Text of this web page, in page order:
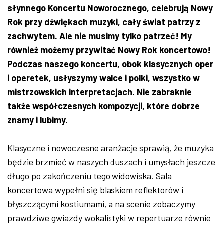
słynnego Koncertu Noworocznego, celebrują Nowy
Rok przy dźwiękach muzyki, cały świat patrzy z
zachwytem. Ale nie musimy tylko patrzeć! My
również możemy przywitać Nowy Rok koncertowo!
Podczas naszego koncertu, obok klasycznych oper
i operetek, usłyszymy walce i polki, wszystko w
mistrzowskich interpretacjach. Nie zabraknie
także współczesnych kompozycji, które dobrze
znamy i lubimy.
Klasyczne i nowoczesne aranżacje sprawią, że muzyka
będzie brzmieć w naszych duszach i umysłach jeszcze
długo po zakończeniu tego widowiska. Sala
koncertowa wypełni się blaskiem reflektorów i
błyszczącymi kostiumami, a na scenie zobaczymy
prawdziwe gwiazdy wokalistyki w repertuarze równie